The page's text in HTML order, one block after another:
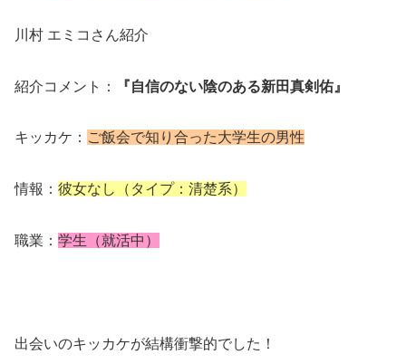
川村 エミコさん紹介
紹介コメント： 『自信のない陰のある新田真剣佑』
キッカケ： ご飯会で知り合った大学生の男性
情報： 彼女なし（タイプ：清楚系）
職業： 学生（就活中）
出会いのキッカケが結構衝撃的でした！